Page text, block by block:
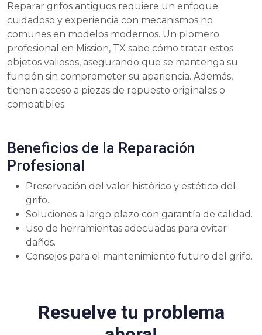
Reparar grifos antiguos requiere un enfoque
cuidadoso y experiencia con mecanismos no
comunes en modelos modernos. Un plomero
profesional en Mission, TX sabe cómo tratar estos
objetos valiosos, asegurando que se mantenga su
función sin comprometer su apariencia. Además,
tienen acceso a piezas de repuesto originales o
compatibles.
Beneficios de la Reparación
Profesional
Preservación del valor histórico y estético del
grifo.
Soluciones a largo plazo con garantía de calidad.
Uso de herramientas adecuadas para evitar
daños.
Consejos para el mantenimiento futuro del grifo.
Resuelve tu problema